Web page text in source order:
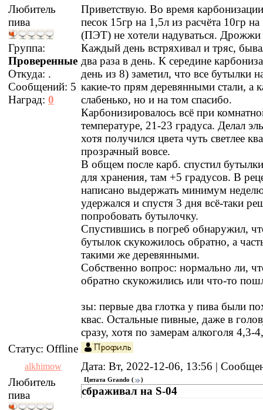
Любитель
пива
Группа:
Проверенные
Откуда: .
Сообщений: 5
Наград: 0
Приветствую. Во время
песок 15гр на 1,5л из расчёта 10гр
(ПЭТ) не хотели надуваться.
Каждый день встряхивал и тряс,
два раза в день. К середине
день из 8) заметил, что все бутылки
какие-то прям деревянными стали, а
слабенько, но и на том спасибо.
Карбонизировалось всё при
температуре, 21-23 градуса. Делал
хотя получился цвета чуть светлее
прозрачный вовсе.
В общем после карб. спустил
для хранения, там +5 градусов. В
написано выдержать минимум
удержался и спустя 3 дня всё-таки
попробовать бутылочку.
Спустившись в погреб обнаружил,
бутылок скукожилось обратно, а
такими же деревянными.
Собственно вопрос: нормально ли,
обратно скукожились или что-то
зы: первые два глотка у пива были
квас. Остальные пивные, даже в
сразу, хотя по замерам алкоголя 4,3-
Статус: Offline
alkhimow
Дата: Вт, 2022-12-06, 13:56 |
Любитель
пива
Цитата Grando ( )
сбраживал на S-04